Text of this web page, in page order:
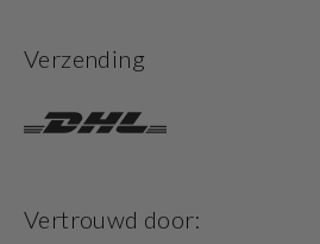
Verzending
Vertrouwd door: